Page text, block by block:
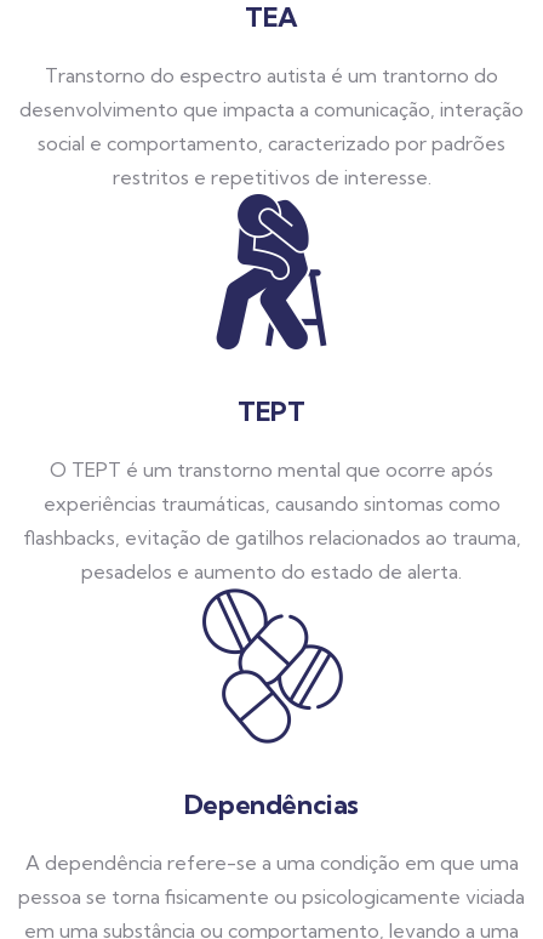
TEA
Transtorno do espectro autista é um trantorno do
desenvolvimento que impacta a comunicação, interação
social e comportamento, caracterizado por padrões
restritos e repetitivos de interesse.
TEPT
O TEPT é um transtorno mental que ocorre após
experiências traumáticas, causando sintomas como
flashbacks, evitação de gatilhos relacionados ao trauma,
pesadelos e aumento do estado de alerta.
Dependências
A dependência refere-se a uma condição em que uma
pessoa se torna fisicamente ou psicologicamente viciada
em uma substância ou comportamento, levando a uma